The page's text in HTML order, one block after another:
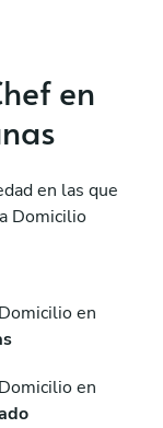
en
en las que
Domicilio
en
en